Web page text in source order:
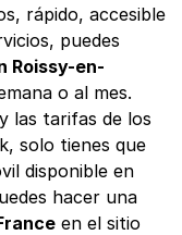
rápido, accesible
puedes
Roissy-en-
o al mes.
las tarifas de los
solo tienes que
disponible en
hacer una
en el sitio